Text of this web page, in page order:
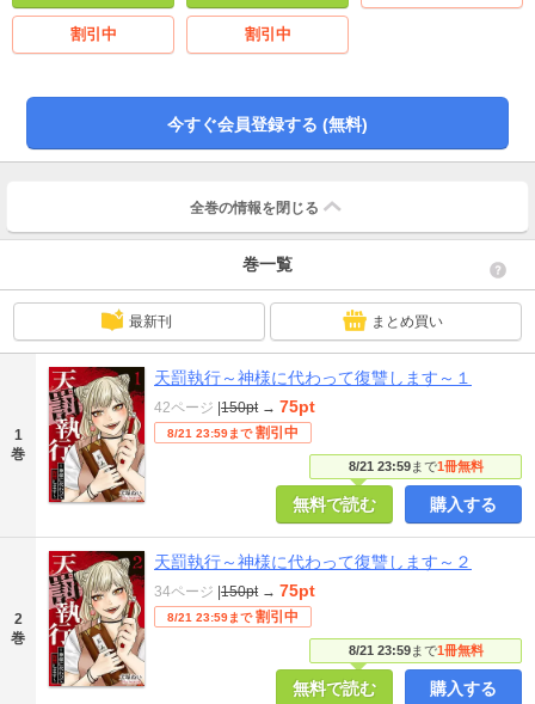
割引中 割引中
今すぐ会員登録する (無料)
全巻の情報を 閉じる
巻一覧
最新刊 まとめ買い
1
巻
天罰執行～神様に代わって復讐します～１
8/21 23:59まで1冊無料
42ページ 150pt → 75pt
8/21 23:59まで 割引中
無料で読む 購入する
2
巻
天罰執行～神様に代わって復讐します～２
8/21 23:59まで1冊無料
34ページ 150pt → 75pt
8/21 23:59まで 割引中
無料で読む 購入する